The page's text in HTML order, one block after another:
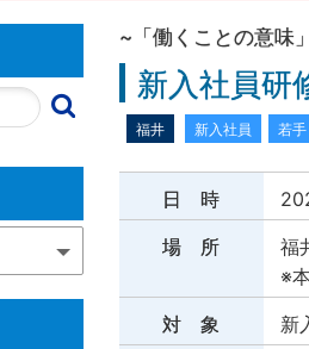
~「働くことの意味
新入社員
福井 新入社員 若
日 時
場 所
福
※
対 象
新